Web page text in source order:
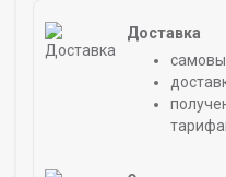
Доставка